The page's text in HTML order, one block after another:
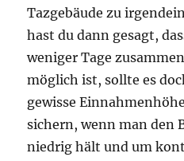
Tazgebäude zu
hast du dann gesagt,
weniger Tage
möglich ist, sollte es
gewisse
sichern, wenn man den
niedrig hält und um